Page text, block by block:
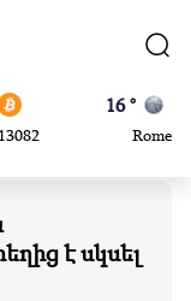
23 °
Madrid
է սկսել